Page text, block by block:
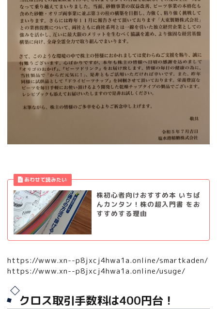
株初心者向けおすすめ本 いちば
んカンタン！株の超入門書 をお
すすめする理由
https://www.xn--p8jxcj4hwa1a.online/smartkaden/
https://www.xn--p8jxcj4hwa1a.online/usuge/
クロス取引手数料は400円台！